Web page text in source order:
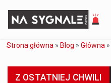
Strona główna » Blog » Główna »
Z OSTATNIEJ CHWILI